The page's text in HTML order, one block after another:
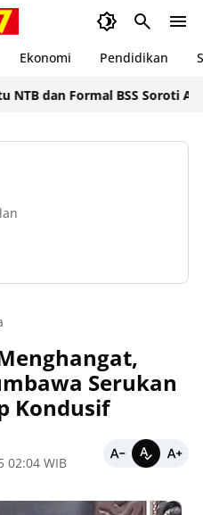
Ekonomi Pendidikan
dan Formal BSS Soroti Alih
Serukan
Kondusif
02:04 WIB